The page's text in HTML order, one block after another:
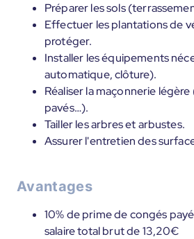
Préparer les sols
Effectuer les plantations de
protéger.
Installer les équipements
automatique, clôture).
Réaliser la maçonnerie
pavés…).
Tailler les arbres et arbustes.
Assurer l'entretien des
Avantages
10% de prime de congés
salaire total brut de 13,20€